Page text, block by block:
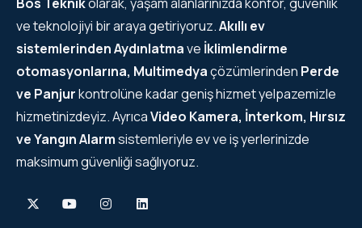
ve teknolojiyi bir araya getiriyoruz.Akıllı ev
sistemlerindenAydınlatmave İklimlendirme
otomasyonlarına, Multimedyaçözümlerinden Perde
ve Panjurkontrolüne kadar geniş hizmet yelpazemizle
hizmetinizdeyiz. AyrıcaVideo Kamera, İnterkom, Hırsız
ve Yangın Alarmsistemleriyle ev ve iş yerlerinizde
maksimum güvenliği sağlıyoruz.